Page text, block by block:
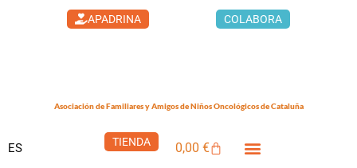
APADRINA COLABORA
Asociación de Familiares y Amigos de Niños Oncológicos de Cataluña
ES TIENDA 0,00€Carrito